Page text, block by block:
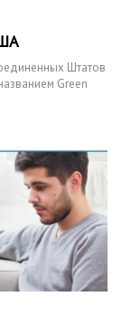
Штатов
Green